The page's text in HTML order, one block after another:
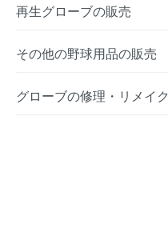
再生グローブの販売
その他の野球用品の販売
グローブの修理・リメイク